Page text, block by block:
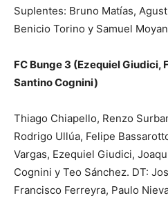
Suplentes: Bruno Matías,
Benicio Torino y Samuel
FC Bunge 3 (Ezequiel Giudici,
Santino Cognini)
Thiago Chiapello, Renzo
Rodrigo Ullúa, Felipe
Vargas, Ezequiel Giudici,
Cognini y Teo Sánchez. DT:
Francisco Ferreyra, Paulo